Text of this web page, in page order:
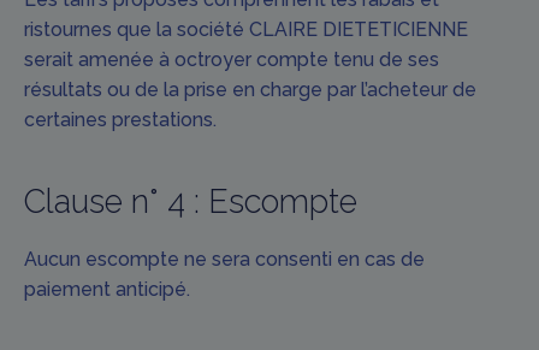
ristournes que la société CLAIRE DIETETICIENNE
serait amenée à octroyer compte tenu de ses
résultats ou de la prise en charge par l’acheteur de
certaines prestations.
Clause n° 4 : Escompte
Aucun escompte ne sera consenti en cas de
paiement anticipé.